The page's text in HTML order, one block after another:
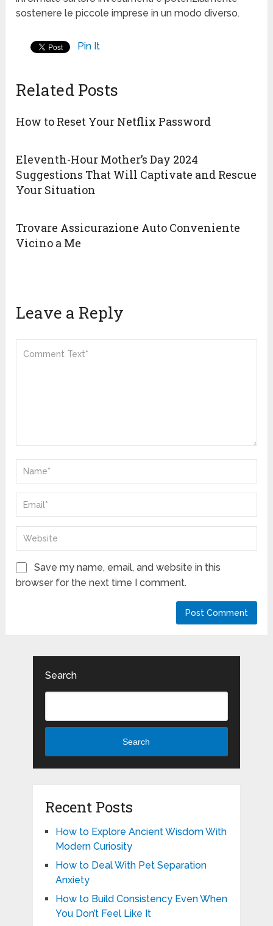
sostenere le piccole imprese in un modo diverso.
Pin It
Related Posts
How to Reset Your Netflix Password
Eleventh-Hour Mother’s Day 2024
Suggestions That Will Captivate and Rescue
Your Situation
Trovare Assicurazione Auto Conveniente
Vicino a Me
Leave a Reply
Save my name, email, and website in this
browser for the next time I comment.
Search
Search
Recent Posts
How to Explore Ancient Wisdom With
Modern Curiosity
How to Deal With Pet Separation
Anxiety
How to Build Consistency Even When
You Don’t Feel Like It